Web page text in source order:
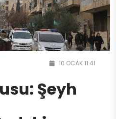
10 OCAK 11:41
Şeyh